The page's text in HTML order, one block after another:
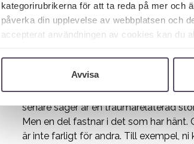
kategorirubrikerna för att ta reda på mer och
påverka din upplevelse av webbplatsen och
accepterat användningen av cookies kan du
webbläsare.
Avvisa
att göra det vi håller på med just nu.
och säga jag blev bara rädd och
människa säger att den är
då en traumatisk händelse.
kan ha upplevt integritetskränkning,
Men för de flesta så försvinner det
senare säger är en traumarelaterad
Men en del fastnar i det som har
är inte farligt för andra. Till exempel,